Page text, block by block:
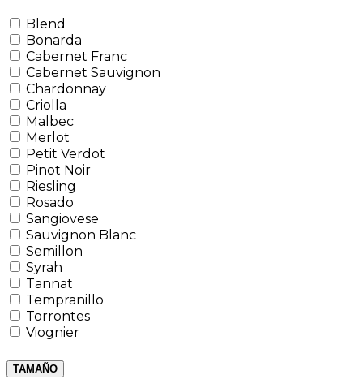
Blend
Bonarda
Cabernet Franc
Cabernet Sauvignon
Chardonnay
Criolla
Malbec
Merlot
Petit Verdot
Pinot Noir
Riesling
Rosado
Sangiovese
Sauvignon Blanc
Semillon
Syrah
Tannat
Tempranillo
Torrontes
Viognier
TAMAÑO